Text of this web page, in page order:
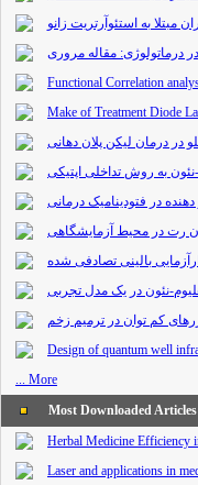
به استئوآرتریت زانو
درماتولوژی: مقاله مروری
Functional Correlation
Make of Treatment Diode
در درمان لیکن پلان دهانی
به روش تداخلی اپتیکی
در فتودینامیک درمانی
رت در محیط آزمایشگاهی
بالینی تصادفی شده
نئون در یک مدل تجربی
کم توان در ترمیم زخم
Design of quantum well
... More
Most Downloaded Articles
Herbal Medicine Efficiency
Laser and applications in